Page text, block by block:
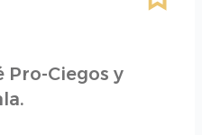
Ciegos y